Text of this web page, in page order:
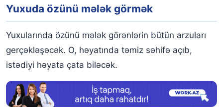
Yuxuda özünü mələk görmək
Yuxularında özünü mələk görənlərin bütün arzuları
gerçəkləşəcək. O, həyatında təmiz səhifə açıb,
istədiyi həyata çata biləcək.